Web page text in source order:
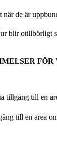
de är
blir otillbörligt
FÖR
tillgång till en
till en area